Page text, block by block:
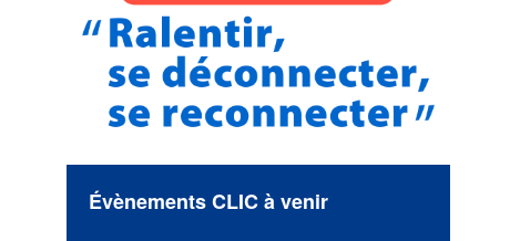
Évènements CLIC à venir